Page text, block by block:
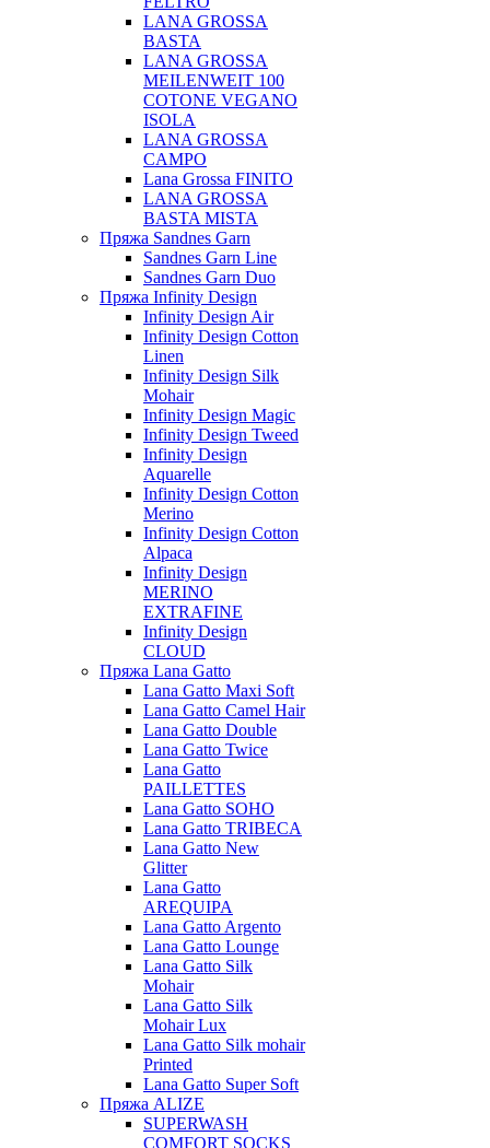
LANA GROSSA
BASTA
LANA GROSSA
MEILENWEIT 100
COTONE VEGANO
ISOLA
LANA GROSSA
CAMPO
Lana Grossa FINITO
LANA GROSSA
BASTA MISTA
Пряжа Sandnes Garn
Sandnes Garn Line
Sandnes Garn Duo
Пряжа Infinity Design
Infinity Design Air
Infinity Design Cotton
Linen
Infinity Design Silk
Mohair
Infinity Design Magic
Infinity Design Tweed
Infinity Design
Aquarelle
Infinity Design Cotton
Merino
Infinity Design Cotton
Alpaca
Infinity Design
MERINO
EXTRAFINE
Infinity Design
CLOUD
Пряжа Lana Gatto
Lana Gatto Maxi Soft
Lana Gatto Camel Hair
Lana Gatto Double
Lana Gatto Twice
Lana Gatto
PAILLETTES
Lana Gatto SOHO
Lana Gatto TRIBECA
Lana Gatto New
Glitter
Lana Gatto
AREQUIPA
Lana Gatto Argento
Lana Gatto Lounge
Lana Gatto Silk
Mohair
Lana Gatto Silk
Mohair Lux
Lana Gatto Silk mohair
Printed
Lana Gatto Super Soft
Пряжа ALIZE
SUPERWASH
COMFORT SOCKS